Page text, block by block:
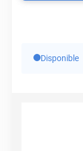
Disponible